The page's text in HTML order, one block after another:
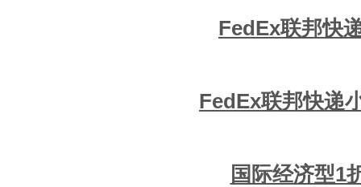
FedEx联邦快
FedEx联邦快递
国际经济型1